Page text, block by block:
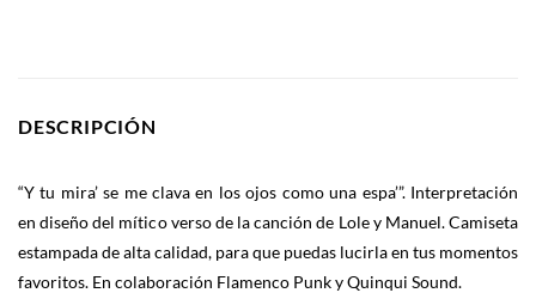
DESCRIPCIÓN
“Y tu mira’ se me clava en los ojos como una espa’”. Interpretación
en diseño del mítico verso de la canción de Lole y Manuel. Camiseta
estampada de alta calidad, para que puedas lucirla en tus momentos
favoritos. En colaboración Flamenco Punk y Quinqui Sound.